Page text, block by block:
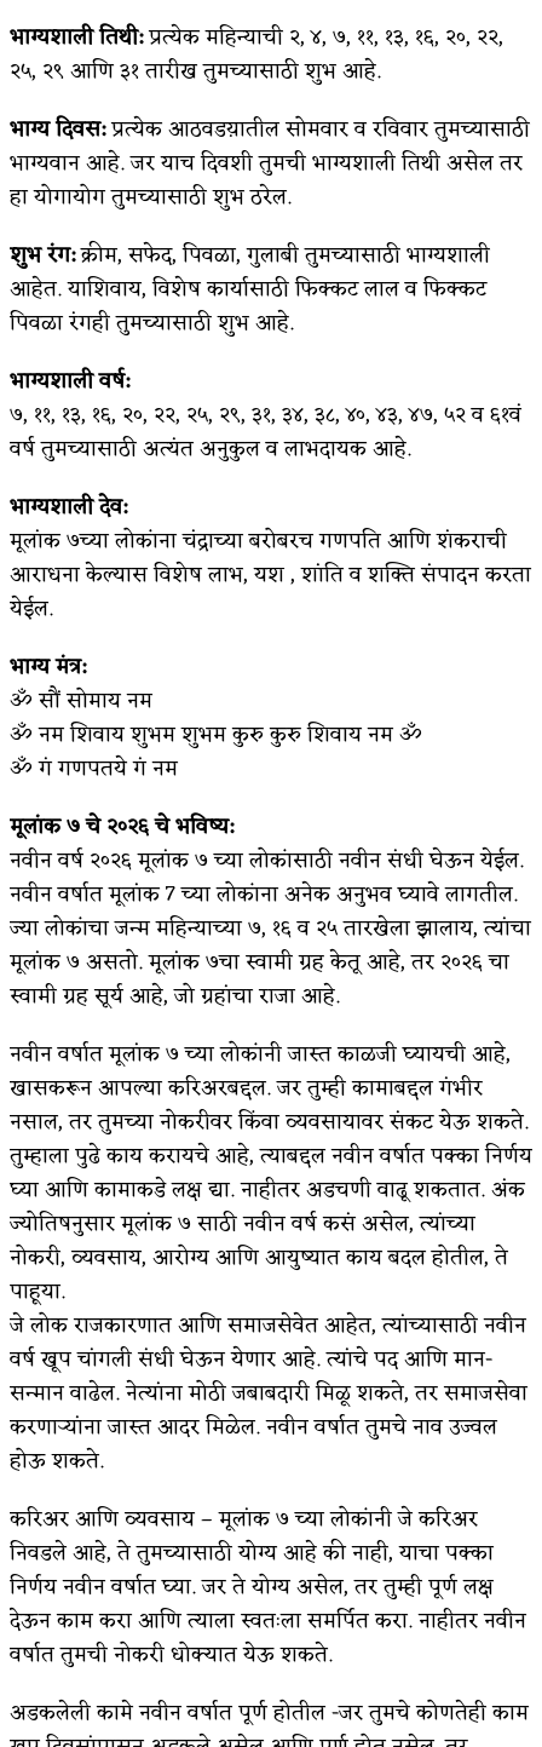
भाग्यशाली तिथी:प्रत्येक महिन्याची २, ४, ७, ११, १३, १६, २०, २२,
२५, २९ आणि ३१ तारीख तुमच्यासाठी शुभ आहे.
भाग्य दिवस:प्रत्येक आठवडय़ातील सोमवार व रविवार तुमच्यासाठी
भाग्यवान आहे. जर याच दिवशी तुमची भाग्यशाली तिथी असेल तर
हा योगायोग तुमच्यासाठी शुभ ठरेल.
शुभ रंग:क्रीम, सफेद, पिवळा, गुलाबी तुमच्यासाठी भाग्यशाली
आहेत. याशिवाय, विशेष कार्यासाठी फिक्कट लाल व फिक्कट
पिवळा रंगही तुमच्यासाठी शुभ आहे.
भाग्यशाली वर्ष:
७, ११, १३, १६, २०, २२, २५, २९, ३१, ३४, ३८, ४०, ४३, ४७, ५२ व ६१वं
वर्ष तुमच्यासाठी अत्यंत अनुकुल व लाभदायक आहे.
भाग्यशाली देव:
मूलांक ७च्या लोकांना चंद्राच्या बरोबरच गणपति आणि शंकराची
आराधना केल्यास विशेष लाभ, यश , शांति व शक्ति संपादन करता
येईल.
भाग्य मंत्र:
ॐ सौं सोमाय नम
ॐ नम शिवाय शुभम शुभम कुरु कुरु शिवाय नम ॐ
ॐ गं गणपतये गं नम
मूलांक ७ चे २०२६ चे भविष्य:
नवीन वर्ष २०२६ मूलांक ७ च्या लोकांसाठी नवीन संधी घेऊन येईल.
नवीन वर्षात मूलांक 7 च्या लोकांना अनेक अनुभव घ्यावे लागतील.
ज्या लोकांचा जन्म महिन्याच्या ७, १६ व २५ तारखेला झालाय, त्यांचा
मूलांक ७ असतो. मूलांक ७चा स्वामी ग्रह केतू आहे, तर २०२६ चा
स्वामी ग्रह सूर्य आहे, जो ग्रहांचा राजा आहे.
नवीन वर्षात मूलांक ७ च्या लोकांनी जास्त काळजी घ्यायची आहे,
खासकरून आपल्या करिअरबद्दल. जर तुम्ही कामाबद्दल गंभीर
नसाल, तर तुमच्या नोकरीवर किंवा व्यवसायावर संकट येऊ शकते.
तुम्हाला पुढे काय करायचे आहे, त्याबद्दल नवीन वर्षात पक्का निर्णय
घ्या आणि कामाकडे लक्ष द्या. नाहीतर अडचणी वाढू शकतात. अंक
ज्योतिषनुसार मूलांक ७ साठी नवीन वर्ष कसं असेल, त्यांच्या
नोकरी, व्यवसाय, आरोग्य आणि आयुष्यात काय बदल होतील, ते
पाहूया.
जे लोक राजकारणात आणि समाजसेवेत आहेत, त्यांच्यासाठी नवीन
वर्ष खूप चांगली संधी घेऊन येणार आहे. त्यांचे पद आणि मान-
सन्मान वाढेल. नेत्यांना मोठी जबाबदारी मिळू शकते, तर समाजसेवा
करणाऱ्यांना जास्त आदर मिळेल. नवीन वर्षात तुमचे नाव उज्वल
होऊ शकते.
करिअर आणि व्यवसाय – मूलांक ७ च्या लोकांनी जे करिअर
निवडले आहे, ते तुमच्यासाठी योग्य आहे की नाही, याचा पक्का
निर्णय नवीन वर्षात घ्या. जर ते योग्य असेल, तर तुम्ही पूर्ण लक्ष
देऊन काम करा आणि त्याला स्वतःला समर्पित करा. नाहीतर नवीन
वर्षात तुमची नोकरी धोक्यात येऊ शकते.
अडकलेली कामे नवीन वर्षात पूर्ण होतील -जर तुमचे कोणतेही काम